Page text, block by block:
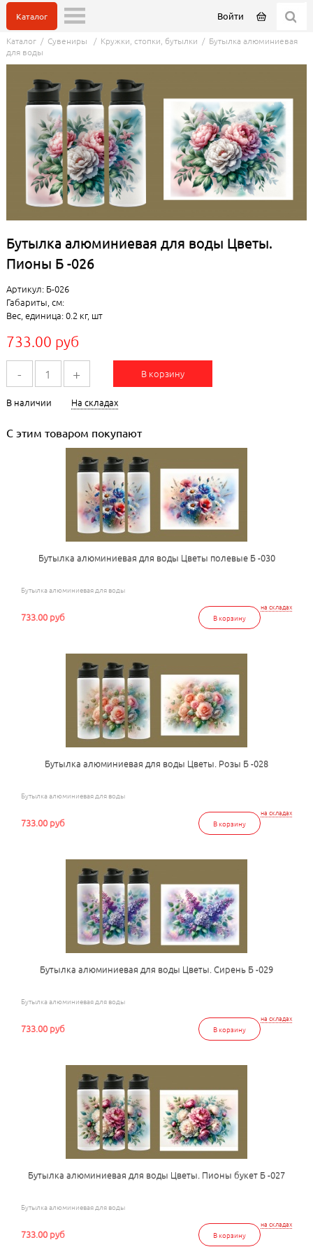
Войти
Каталог
Каталог/ Сувениры / Кружки, стопки, бутылки / Бутылка алюминиевая
для воды
Бутылка алюминиевая для воды Цветы.
Пионы Б -026
Артикул: Б-026
Габариты, см:
Вес, единица: 0.2 кг, шт
733.00 руб
- + В корзину
В наличии На складах
С этим товаром покупают
Бутылка алюминиевая для воды Цветы полевые Б -030
Бутылка алюминиевая для воды
на складах
В корзину
733.00 руб
Бутылка алюминиевая для воды Цветы. Розы Б -028
Бутылка алюминиевая для воды
на складах
В корзину
733.00 руб
Бутылка алюминиевая для воды Цветы. Сирень Б -029
Бутылка алюминиевая для воды
на складах
В корзину
733.00 руб
Бутылка алюминиевая для воды Цветы. Пионы букет Б -027
Бутылка алюминиевая для воды
на складах
В корзину
733.00 руб